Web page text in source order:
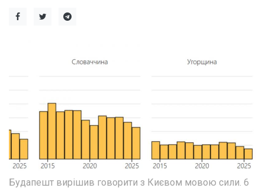
Будапешт вирішив говорити з Києвом мовою сили. 6